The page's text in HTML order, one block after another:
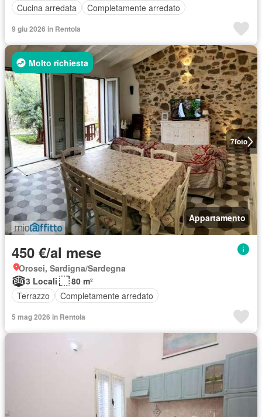
Cucina arredata
Completamente arredato
9 giu 2026 in Rentola
7foto
Molto richiesta
Appartamento
450 €/al mese
Orosei, Sardigna/Sardegna
3 Locali
80 m²
Terrazzo
Completamente arredato
5 mag 2026 in Rentola